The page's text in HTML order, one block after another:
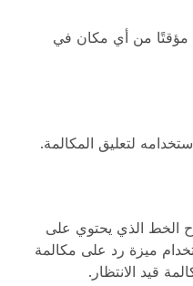
مؤقتًا من أي مكان في
لتعليق المكالمة.
الخط الذي يحتوي على
ميزة رد على مكالمة
قيد الانتظار.